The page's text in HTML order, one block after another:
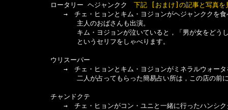
ロータリー ヘジャンクク 下記 [おまけ]の記事と写真を
→　チェ・ヒョンとキム・ヨジョンがヘジャンククを食
主人のおばさんも出演。
キム・ヨジョンが泣いていると，「男が女をどうして
というセリフをしゃべります。
ウリスーパー
→　チェ・ヒョンとキム・ヨジョンがミネラルウォータを
二人が占ってもらった簡易占い所は，この店の前にあ
チャンドクテ
→　チェ・ヒョンがコン・ユニと一緒に行ったハンシクタ